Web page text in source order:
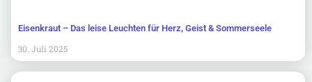
Eisenkraut – Das leise Leuchten für Herz, Geist & Sommerseele
30. Juli 2025